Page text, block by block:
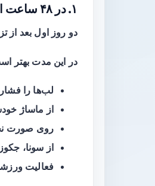
۱. در ۴۸ ساعت اول مراقبت‌های بعد از تزریق را جدی بگیرید
دو روز اول بعد از
در این مدت بهتر
لب‌ها را
از ماساژ
روی صورت
از سونا،
فعالیت